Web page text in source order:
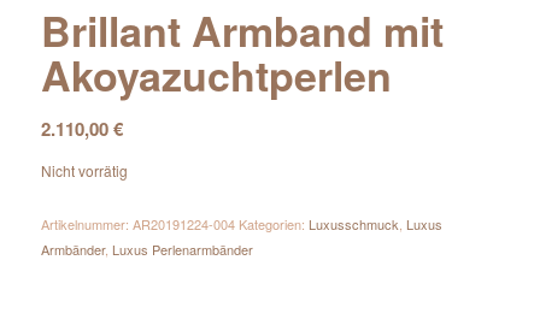
Brillant Armband mit
Akoyazuchtperlen
2.110,00€
Nicht vorrätig
Artikelnummer: AR20191224-004 Kategorien: Luxusschmuck, Luxus
Armbänder, Luxus Perlenarmbänder